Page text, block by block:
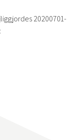
20200701-